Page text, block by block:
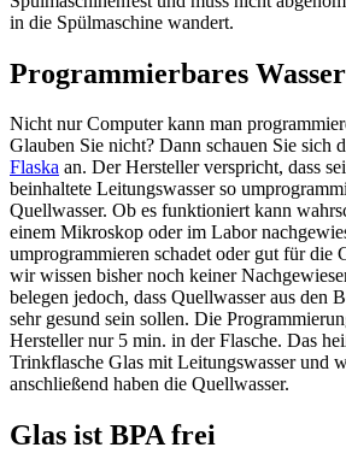
in die Spülmaschine wandert.
Programmierbares Wasser
Nicht nur Computer kann man
Glauben Sie nicht? Dann schauen Sie sich
Flaska an. Der Hersteller verspricht, dass
beinhaltete Leitungswasser so
Quellwasser. Ob es funktioniert kann
einem Mikroskop oder im Labor
umprogrammieren schadet oder gut für die
wir wissen bisher noch keiner
belegen jedoch, dass Quellwasser aus den
sehr gesund sein sollen. Die
Hersteller nur 5 min. in der Flasche. Das
Trinkflasche Glas mit Leitungswasser und
anschließend haben die Quellwasser.
Glas ist BPA frei